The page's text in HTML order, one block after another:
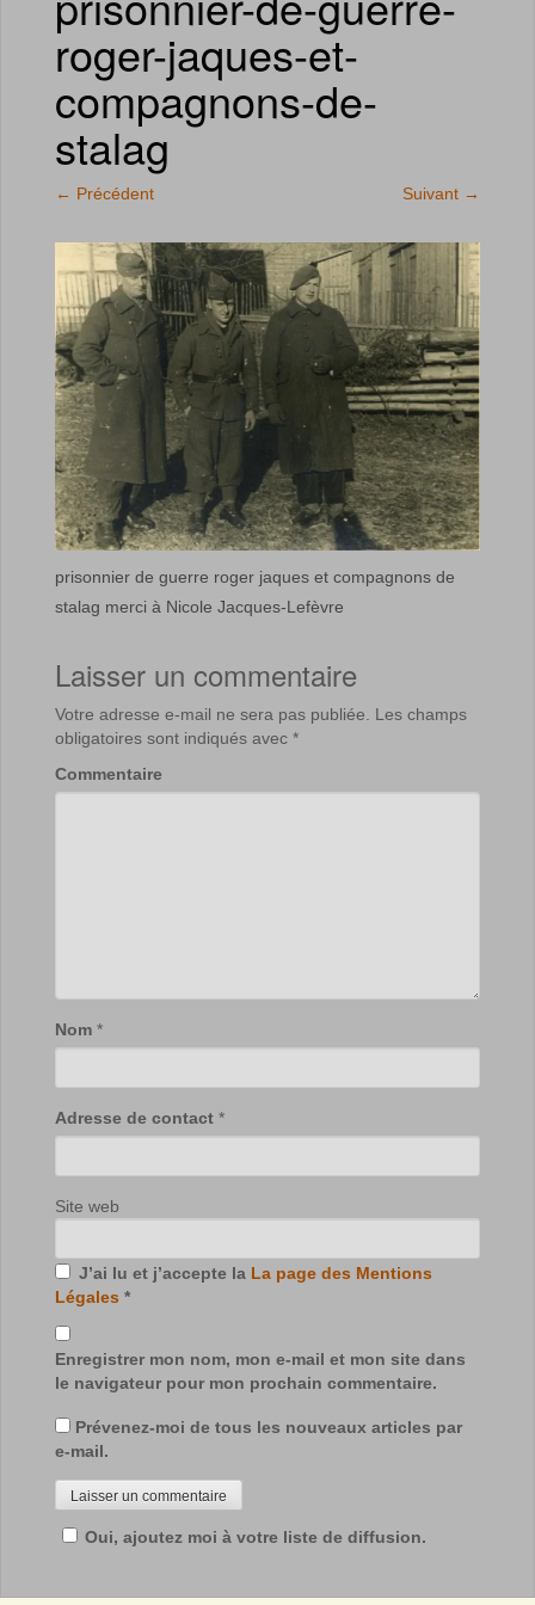
roger-jaques-et-
compagnons-de-
stalag
← Précédent Suivant →
prisonnier de guerre roger jaques et compagnons de
stalag merci à Nicole Jacques-Lefèvre
Laisser un commentaire
Votre adresse e-mail ne sera pas publiée. Les champs
obligatoires sont indiqués avec *
Commentaire
Nom *
Adresse de contact *
Site web
J’ai lu et j’accepte la La page des Mentions
Légales *
Enregistrer mon nom, mon e-mail et mon site dans
le navigateur pour mon prochain commentaire.
Prévenez-moi de tous les nouveaux articles par
e-mail.
Oui, ajoutez moi à votre liste de diffusion.